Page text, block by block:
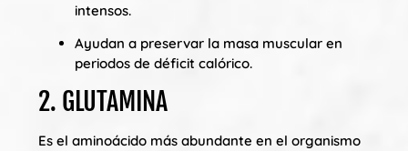
intensos.
Ayudan a preservar la masa muscular en
periodos de déficit calórico.
2. GLUTAMINA
Es el aminoácido más abundante en el organismo